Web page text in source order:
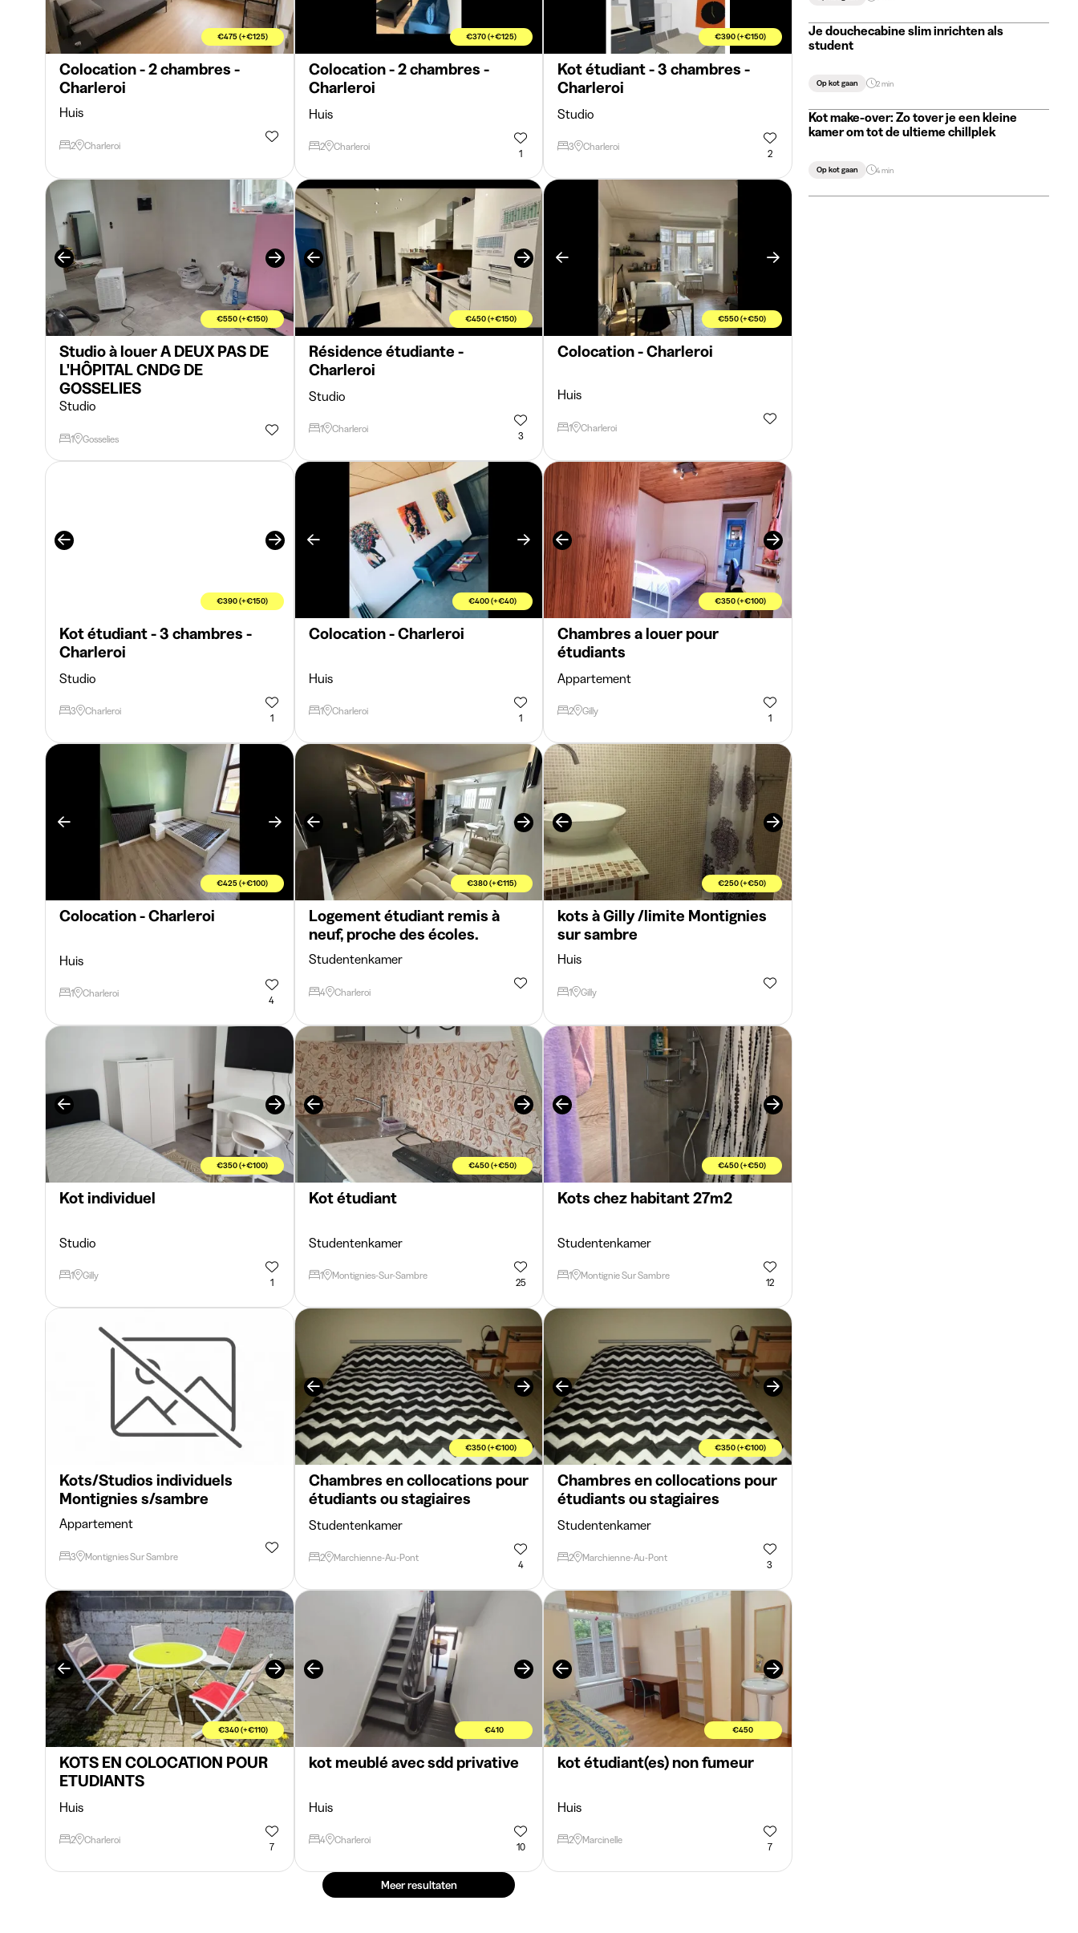
€475 (+€125)
Colocation - 2 chambres -
Charleroi
Huis
2 Charleroi
€370 (+€125)
Colocation - 2 chambres -
Charleroi
Huis
2 Charleroi
1
€390 (+€150)
Kot étudiant - 3 chambres -
Charleroi
Studio
3 Charleroi
2
€550 (+€150)
Studio à louer A DEUX PAS DE
L'HÔPITAL CNDG DE
GOSSELIES
Studio
1 Gosselies
€450 (+€150)
Résidence étudiante -
Charleroi
Studio
1 Charleroi
3
€550 (+€50)
Colocation - Charleroi
Huis
1 Charleroi
€390 (+€150)
Kot étudiant - 3 chambres -
Charleroi
Studio
3 Charleroi
1
€400 (+€40)
Colocation - Charleroi
Huis
1 Charleroi
1
€350 (+€100)
Chambres a louer pour
étudiants
Appartement
2 Gilly
1
€425 (+€100)
Colocation - Charleroi
Huis
1 Charleroi
4
€380 (+€115)
Logement étudiant remis à
neuf, proche des écoles.
Studentenkamer
4 Charleroi
€250 (+€50)
kots à Gilly /limite Montignies
sur sambre
Huis
1 Gilly
€350 (+€100)
Kot individuel
Studio
1 Gilly
1
€450 (+€50)
Kot étudiant
Studentenkamer
1 Montignies-Sur-Sambre
25
€450 (+€50)
Kots chez habitant 27m2
Studentenkamer
1 Montignie Sur Sambre
12
Kots/Studios individuels
Montignies s/sambre
Appartement
3 Montignies Sur Sambre
€350 (+€100)
Chambres en collocations pour
étudiants ou stagiaires
Studentenkamer
2 Marchienne-Au-Pont
4
€350 (+€100)
Chambres en collocations pour
étudiants ou stagiaires
Studentenkamer
2 Marchienne-Au-Pont
3
€340 (+€110)
KOTS EN COLOCATION POUR
ETUDIANTS
Huis
2 Charleroi
7
€410
kot meublé avec sdd privative
Huis
4 Charleroi
10
€450
kot étudiant(es) non fumeur
Huis
2 Marcinelle
7
Meer resultaten
Je douchecabine slim inrichten als
student
Op kot gaan 2 min
Kot make-over: Zo tover je een kleine
kamer om tot de ultieme chillplek
Op kot gaan 4 min